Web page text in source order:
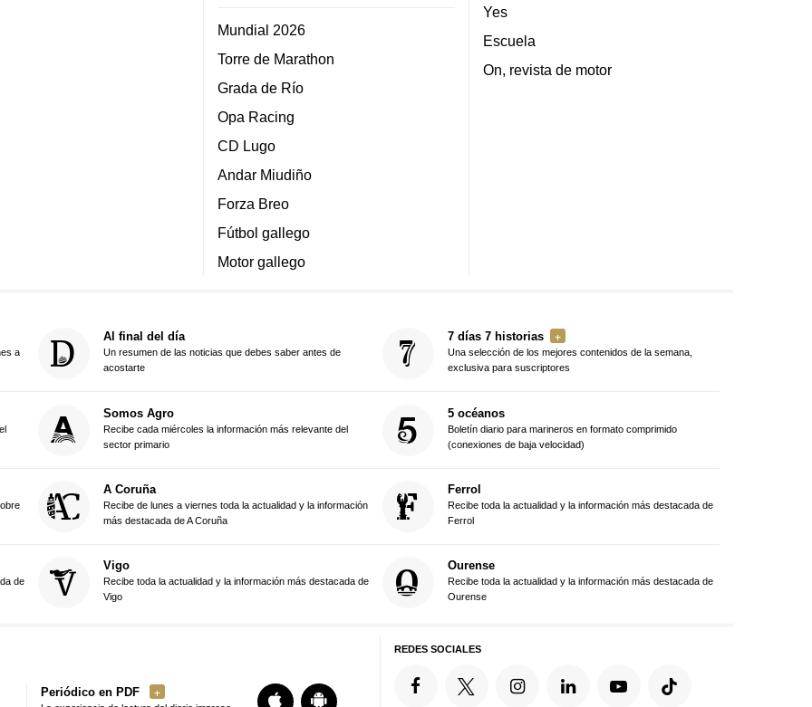
Mundial 2026
Torre de Marathon
Grada de Río
Opa Racing
CD Lugo
Andar Miudiño
Forza Breo
Fútbol gallego
Motor gallego
Yes
Escuela
On, revista de motor
a
Al final del día
Un resumen de las noticias que debes saber antes de
acostarte
7 días 7 historias
Una selección de los mejores contenidos de la semana,
exclusiva para suscriptores
Somos Agro
Recibe cada miércoles la información más relevante del
sector primario
5 océanos
Boletín diario para marineros en formato comprimido
(conexiones de baja velocidad)
A Coruña
Recibe de lunes a viernes toda la actualidad y la información
más destacada de A Coruña
Ferrol
Recibe toda la actualidad y la información más destacada de
Ferrol
de
Vigo
Recibe toda la actualidad y la información más destacada de
Vigo
Ourense
Recibe toda la actualidad y la información más destacada de
Ourense
Periódico en PDF
REDES SOCIALES